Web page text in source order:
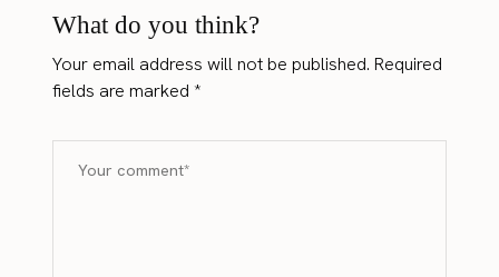
What do you think?
Your email address will not be published. Required
fields are marked*